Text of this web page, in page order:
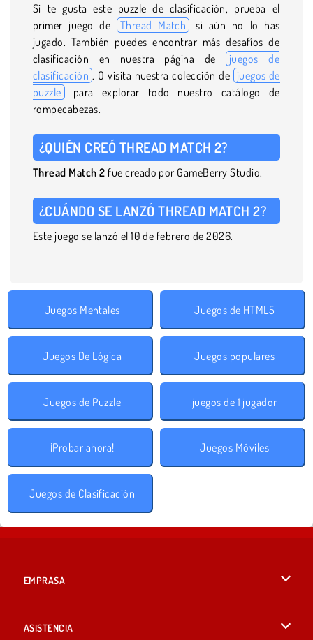
Si te gusta este puzzle de clasificación, prueba el
primer juego de
Thread Match
si aún no lo has
jugado. También puedes encontrar más desafíos de
clasificación en nuestra página de
juegos de
clasificación . O visita nuestra colección de juegos de
puzzle para explorar todo nuestro catálogo de
rompecabezas.
¿QUIÉN CREÓ THREAD MATCH 2?
Thread Match 2 fue creado por GameBerry Studio.
¿CUÁNDO SE LANZÓ THREAD MATCH 2?
Este juego se lanzó el 10 de febrero de 2026.
Juegos Mentales Juegos de HTML5
Juegos De Lógica Juegos populares
Juegos de Puzzle juegos de 1 jugador
¡Probar ahora! Juegos Móviles
Juegos de Clasificación
EMPRASA
ASISTENCIA